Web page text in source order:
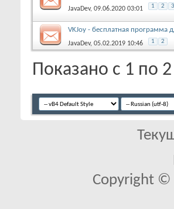
JavaDev, 09.06.2020 03:01 1 2 3
VKJoy - бесплатная программа
продвижения вконтакте
JavaDev, 05.02.2019 10:46 1 2
Показано с 1 по
Copyright ©